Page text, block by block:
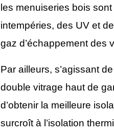
les menuiseries bois
intempéries, des UV et
gaz d’échappement des
Par ailleurs, s’agissant
double vitrage haut de
d’obtenir la meilleure
surcroît à l’isolation